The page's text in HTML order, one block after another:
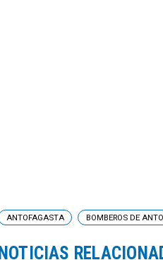
ANTOFAGASTA BOMBEROS DE
NOTICIAS